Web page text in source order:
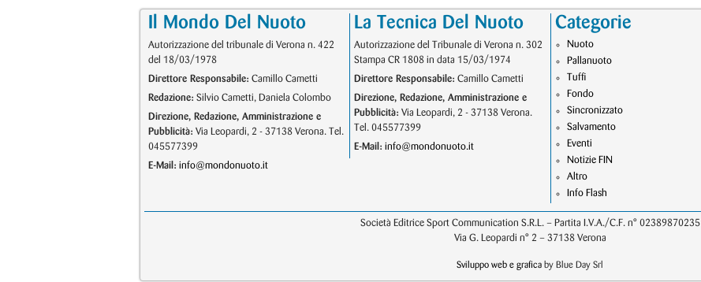
Il Mondo Del Nuoto
Autorizzazione del tribunale di Verona n. 422
del 18/03/1978
Direttore Responsabile: Camillo Cametti
Redazione: Silvio Cametti, Daniela Colombo
Direzione, Redazione, Amministrazione e
Pubblicità: Via Leopardi, 2 - 37138 Verona. Tel.
045577399
E-Mail: info@mondonuoto.it
La Tecnica Del Nuoto
Autorizzazione del Tribunale di Verona n. 302
Stampa CR 1808 in data 15/03/1974
Direttore Responsabile: Camillo Cametti
Direzione, Redazione, Amministrazione e
Pubblicità: Via Leopardi, 2 - 37138 Verona.
Tel. 045577399
E-Mail: info@mondonuoto.it
Categorie
Nuoto
Pallanuoto
Tuffi
Fondo
Sincronizzato
Salvamento
Eventi
Notizie FIN
Altro
Info Flash
Società Editrice Sport Communication S.R.L. – Partita I.V.A./C.F. n° 02389870235
Via G. Leopardi n° 2 – 37138 Verona
Sviluppo web e grafica by Blue Day Srl